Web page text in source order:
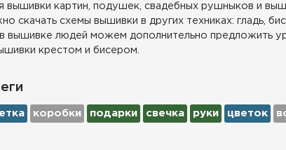
вышивки картин, подушек, свадебных рушныков и
скачать схемы вышивки в других техниках: гладь,
вышивке людей можем дополнительно предложить
крестом и бисером.
коробки подарки свечка руки цветок